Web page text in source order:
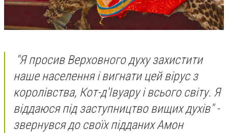
"Я просив Верховного духу захистити
наше населення і вигнати цей вірус з
королівства, Кот-д'Івуару і всього світу. Я
віддаюся під заступництво вищих духів" -
звернувся до своїх підданихАмон